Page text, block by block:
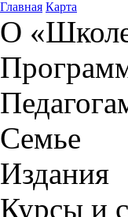
Главная Карта
О
Семье
Издания
Курсы и